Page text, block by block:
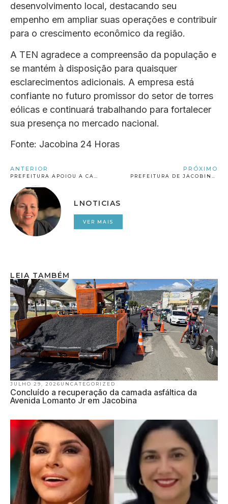
desenvolvimento local, destacando seu
empenho em ampliar suas operações e contribuir
para o crescimento econômico da região.
A TEN agradece a compreensão da população e
se mantém à disposição para quaisquer
esclarecimentos adicionais. A empresa está
confiante no futuro promissor do setor de torres
eólicas e continuará trabalhando para fortalecer
sua presença no mercado nacional.
Fonte: Jacobina 24 Horas
ANTERIOR PRÓXIMO
LNOTICIAS
VER MAIS
LEIA TAMBÉM
JULHO 29, 2026 UNCATEGORIZED
Concluído a recuperação da camada asfáltica da
Avenida Lomanto Jr em Jacobina